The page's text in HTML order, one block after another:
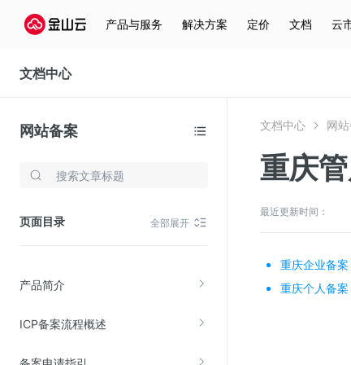
产品与服务 解决方案 定价 文档 云
文档中心
网站备案
页面目录 全部展开
产品简介
ICP备案流程概述
存储与云分发
云硬盘(EBS)
文档中心 网
重庆
最近更新时间：
重庆企业备案
重庆个人备案